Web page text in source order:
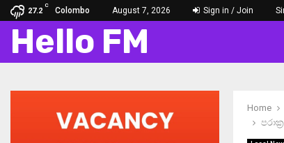
27.2
C
Colombo August 7, 2026 Sign in / Join
Hello FM
Home